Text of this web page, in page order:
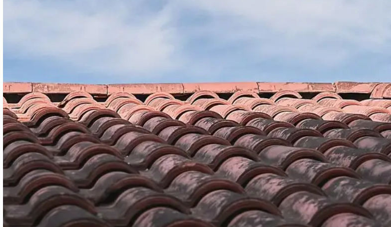
Travaux de pose et réparation de Velux
et fenêtre de toit en toute sécurité
En confiant votre projet de pose et réparation de Velux et fenêtre de toit
à notre entreprise Brun renovation à La Cabanasse est un bon choix. En
effet, vous bénéficierez des prestations de qualité et des travaux en
toute sécurité avec une meilleure qualité-prix. Pour éviter tous les
dangers qui peuvent se produire pendant notre intervention, nous
mettons à disposition de nos couvreurs zingueurs des équipements de
protection individuelle comme : des gants, des casques et des
vêtements anti-coupure.
Travaux de pose et
et fenêtre de toit dans les
Cabanasse 66210 avec
renovation
Poser et réparer un velux et une fenêtre de toit
il s’agit d’une tâche qui demande beaucoup
De ce fait, notre entreprise Brun renovation est un
et réparation de Velux et fenêtre de toit à La
de plusieurs années d’expérience dans ce
fournir des travaux de pose et réparation de Velux
les normes et de qualité. Alors, n’hésitez pas à
bénéficiez un devis gratuit.